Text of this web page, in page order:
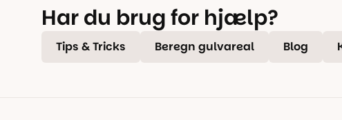
Har du brug for hjælp?
Tips & Tricks Beregn gulvareal Blog